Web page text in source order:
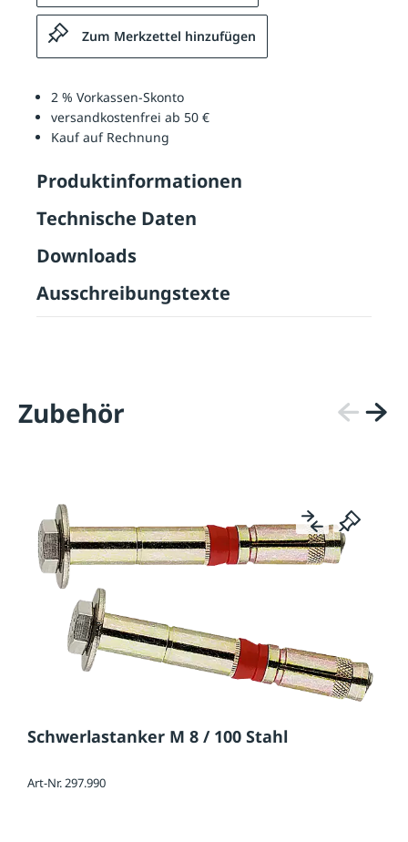
Zum Merkzettel hinzufügen
2 % Vorkassen-Skonto
versandkostenfrei ab 50 €
Kauf auf Rechnung
Produktinformationen
Technische Daten
Downloads
Ausschreibungstexte
Zubehör
Schwerlastanker M 8 / 100 Stahl
Art-Nr. 297.990